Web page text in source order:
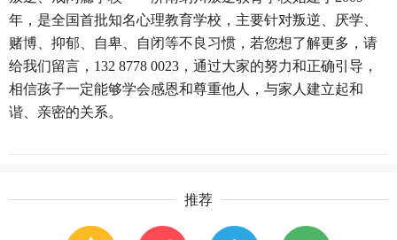
年，是全国首批知名心理教育学校 ，主要针对叛逆、厌学、
赌博、抑郁、自卑、自闭等不良习惯，若您想了解更多， 请
给我们留言， 132 8778 0023 ， 通过大家的努力和正确引导，
相信孩子一定能够学会感恩和尊重他人，与家人建立起和
谐、亲密的关系。
推荐